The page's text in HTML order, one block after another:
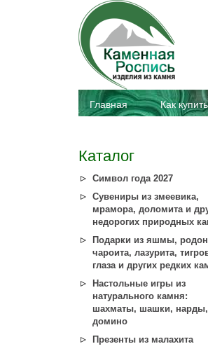
Главная Как купить
Каталог
Символ года 2027
Сувениры из змеевика,
мрамора, доломита и
недорогих природных
Подарки из яшмы,
чароита, лазурита,
глаза и других редких
Настольные игры из
натурального камня:
шахматы, шашки, нарды,
домино
Презенты из малахита